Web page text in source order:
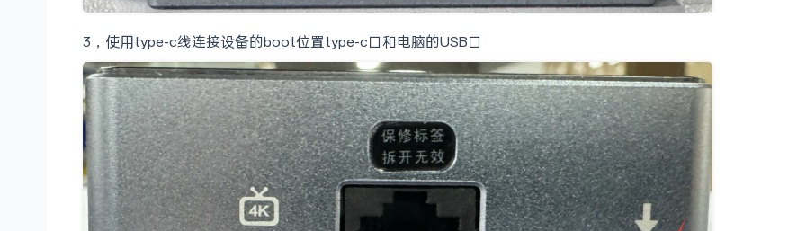
3，使用type-c线连接设备的boot位置type-c口和电脑的USB口